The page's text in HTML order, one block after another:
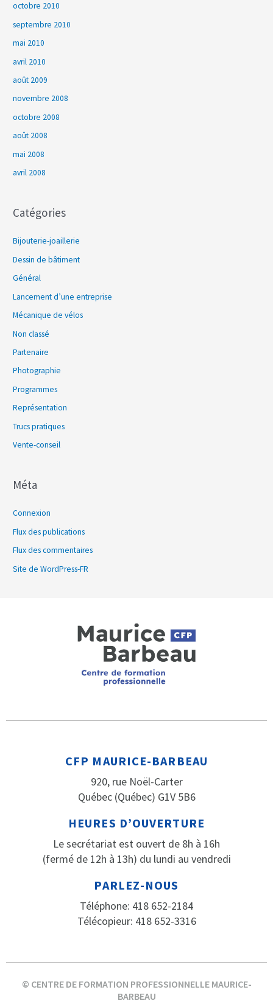
octobre 2010
septembre 2010
mai 2010
avril 2010
août 2009
novembre 2008
octobre 2008
août 2008
mai 2008
avril 2008
Catégories
Bijouterie-joaillerie
Dessin de bâtiment
Général
Lancement d’une entreprise
Mécanique de vélos
Non classé
Partenaire
Photographie
Programmes
Représentation
Trucs pratiques
Vente-conseil
Méta
Connexion
Flux des publications
Flux des commentaires
Site de WordPress-FR
CFP MAURICE-BARBEAU
920, rue Noël-Carter
Québec (Québec) G1V 5B6
HEURES D’OUVERTURE
Le secrétariat est ouvert de 8h à 16h
(fermé de 12h à 13h) du lundi au vendredi
PARLEZ-NOUS
Téléphone: 418 652-2184
Télécopieur: 418 652-3316
© CENTRE DE FORMATION PROFESSIONNELLE MAURICE-
BARBEAU